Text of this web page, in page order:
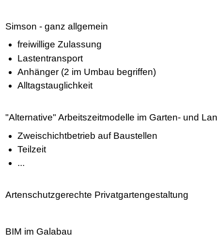
Simson - ganz allgemein
freiwillige Zulassung
Lastentransport
Anhänger (2 im Umbau begriffen)
Alltagstauglichkeit
"Alternative" Arbeitszeitmodelle im Garten- und
Zweischichtbetrieb auf Baustellen
Teilzeit
...
Artenschutzgerechte Privatgartengestaltung
BIM im Galabau